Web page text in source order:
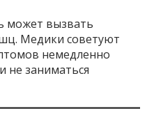
может вызвать
Медики советуют
немедленно
заниматься